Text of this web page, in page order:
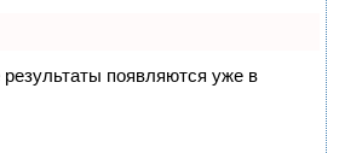
появляются уже в